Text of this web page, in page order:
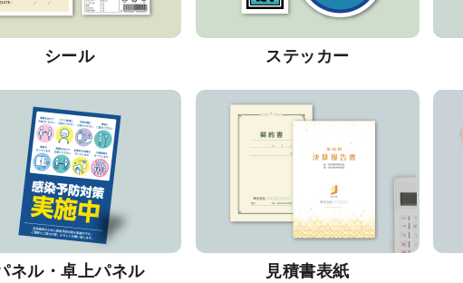
シール ステッカー
ネル・卓上パネル 見積書表紙